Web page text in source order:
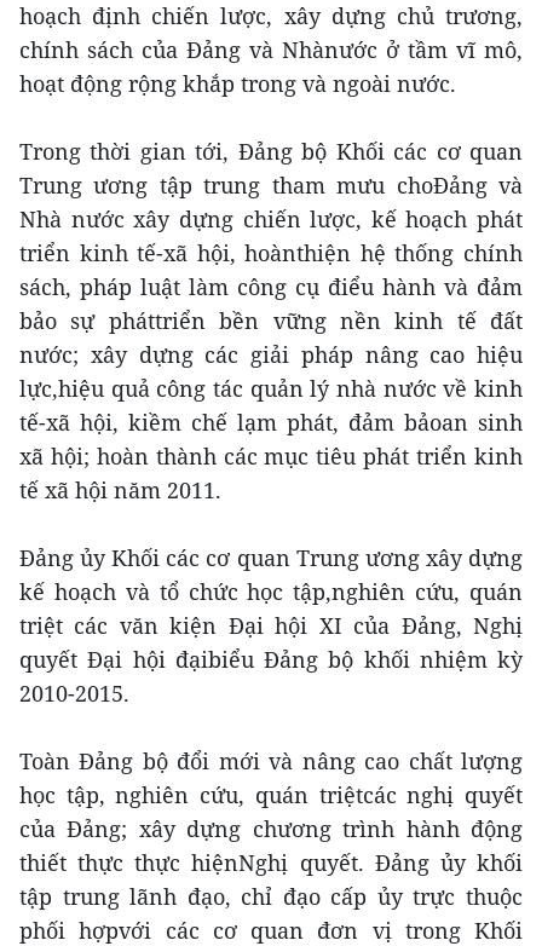
hoạch định chiến lược, xây dựng chủ trương,
chính sách của Đảng và Nhànước ở tầm vĩ mô,
hoạt động rộng khắp trong và ngoài nước.
Trong thời gian tới, Đảng bộ Khối các cơ quan
Trung ương tập trung tham mưu choĐảng và
Nhà nước xây dựng chiến lược, kế hoạch phát
triển kinh tế-xã hội, hoànthiện hệ thống chính
sách, pháp luật làm công cụ điểu hành và đảm
bảo sự pháttriển bền vững nền kinh tế đất
nước; xây dựng các giải pháp nâng cao hiệu
lực,hiệu quả công tác quản lý nhà nước về kinh
tế-xã hội, kiềm chế lạm phát, đảm bảoan sinh
xã hội; hoàn thành các mục tiêu phát triển kinh
tế xã hội năm 2011.
Đảng ủy Khối các cơ quan Trung ương xây dựng
kế hoạch và tổ chức học tập,nghiên cứu, quán
triệt các văn kiện Đại hội XI của Đảng, Nghị
quyết Đại hội đạibiểu Đảng bộ khối nhiệm kỳ
2010-2015.
Toàn Đảng bộ đổi mới và nâng cao chất lượng
học tập, nghiên cứu, quán triệtcác nghị quyết
của Đảng; xây dựng chương trình hành động
thiết thực thực hiệnNghị quyết. Đảng ủy khối
tập trung lãnh đạo, chỉ đạo cấp ủy trực thuộc
phối hợpvới các cơ quan đơn vị trong Khối